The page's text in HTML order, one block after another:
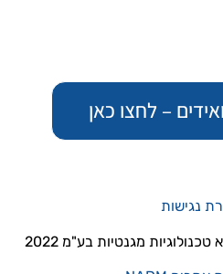
– לחצו כאן
נגישות
מגנטיות בע"מ 2022